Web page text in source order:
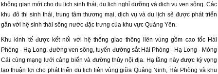
không gian mới cho du lịch sinh thái, du lịch nghỉ dưỡng và dịch vụ ven sông. Các
khu đô thị sinh thái, trung tâm thương mại, dịch vụ và du lịch sẽ được phát triển
gắn với hệ sinh thái sông nước đặc trưng của khu vực Quảng Yên.
Khu kinh tế được kết nối với hệ thống giao thông liên vùng gồm cao tốc Hải
Phòng - Hạ Long, đường ven sông, tuyến đường sắt Hải Phòng - Hạ Long - Móng
Cái cùng mạng lưới cảng biển và đường thủy nội địa. Hạ tầng này được kỳ vọng
tạo thuận lợi cho phát triển du lịch liên vùng giữa Quảng Ninh, Hải Phòng và khu